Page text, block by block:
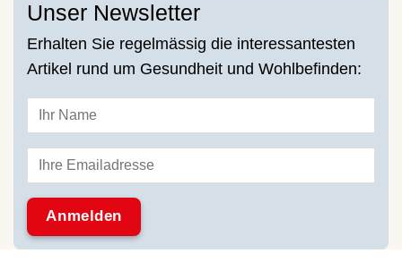
Unser Newsletter
Erhalten Sie regelmässig die interessantesten
Artikel rund um Gesundheit und Wohlbefinden: